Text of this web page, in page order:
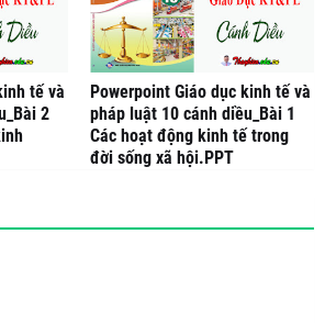
tế và
2
Powerpoint Giáo dục kinh tế và
pháp luật 10 cánh diều_Bài 1
Các hoạt động kinh tế trong
đời sống xã hội.PPT